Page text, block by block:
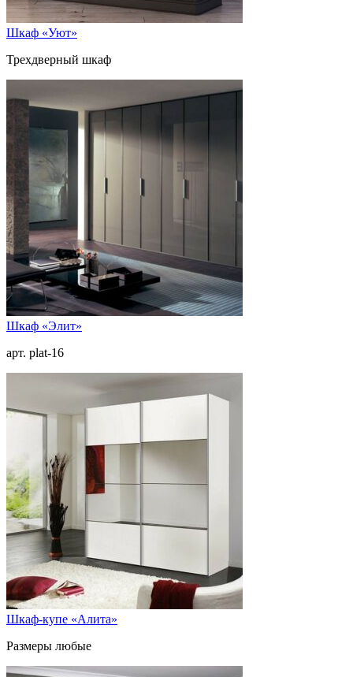
Шкаф «Уют»
Трехдверный шкаф
Шкаф «Элит»
арт. plat-16
Шкаф-купе «Алита»
Размеры любые